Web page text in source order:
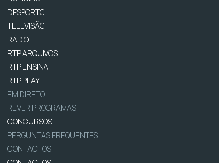
DESPORTO
TELEVISÃO
RÁDIO
RTP ARQUIVOS
RTP ENSINA
RTP PLAY
EM DIRETO
REVER PROGRAMAS
CONCURSOS
PERGUNTAS FREQUENTES
CONTACTOS